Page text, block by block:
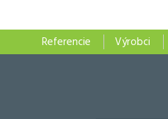
Referencie Výrobci